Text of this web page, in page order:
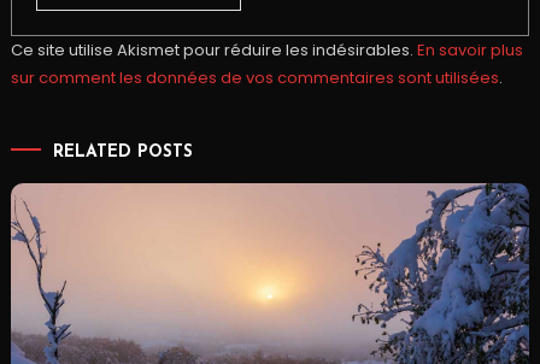
Ce site utilise Akismet pour réduire les indésirables. En savoir plus
sur comment les données de vos commentaires sont utilisées.
RELATED POSTS